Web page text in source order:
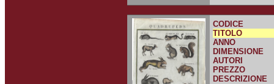
CODICE
TITOLO
ANNO
DIMENSIONE
AUTORI
PREZZO
DESCRIZIONE